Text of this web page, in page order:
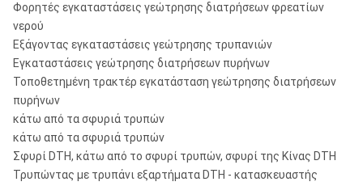
Φορητές εγκαταστάσεις γεώτρησης διατρήσεων φρεατίων
νερού
Εξάγοντας εγκαταστάσεις γεώτρησης τρυπανιών
Εγκαταστάσεις γεώτρησης διατρήσεων πυρήνων
Τοποθετημένη τρακτέρ εγκατάσταση γεώτρησης διατρήσεων
πυρήνων
κάτω από τα σφυριά τρυπών
κάτω από τα σφυριά τρυπών
Σφυρί DTH, κάτω από το σφυρί τρυπών, σφυρί της Κίνας DTH
Τρυπώντας με τρυπάνι εξαρτήματα DTH - κατασκευαστής